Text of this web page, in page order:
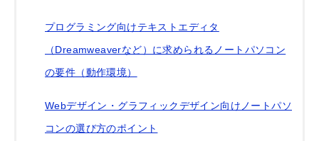
プログラミング向けテキストエディタ
（Dreamweaverなど）に求められるノートパソコン
の要件（動作環境）
Webデザイン・グラフィックデザイン向けノートパソ
コンの選び方のポイント